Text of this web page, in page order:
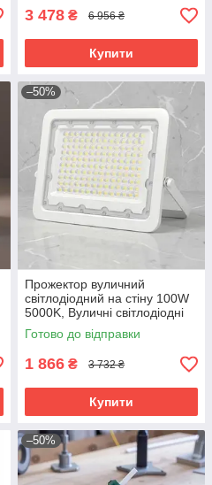
3 478 ₴ 6 956 ₴
Купити
–50%
Прожектор вуличний
світлодіодний на стіну 100W
5000K, Вуличні світлодіодні
прожектори для дому,
Прожектор вуличний
Готово до відправки
1 866 ₴ 3 732 ₴
Купити
–50%